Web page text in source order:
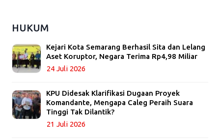
HUKUM
Kejari Kota Semarang Berhasil Sita dan Lelang
Aset Koruptor, Negara Terima Rp4,98 Miliar
24 Juli 2026
KPU Didesak Klarifikasi Dugaan Proyek
Komandante, Mengapa Caleg Peraih Suara
Tinggi Tak Dilantik?
21 Juli 2026